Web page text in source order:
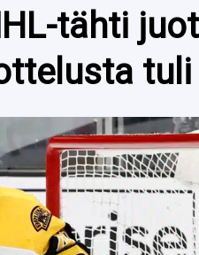
tähti